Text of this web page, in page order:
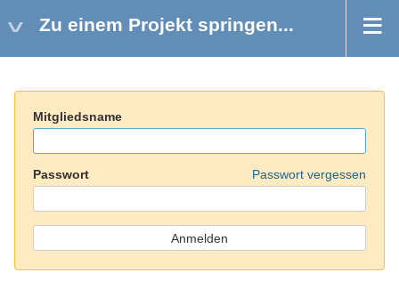
Zu einem Projekt springen...
Mitgliedsname
Passwort Passwort vergessen